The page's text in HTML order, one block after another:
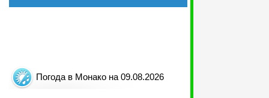
Погода в Монако на 09.08.2026